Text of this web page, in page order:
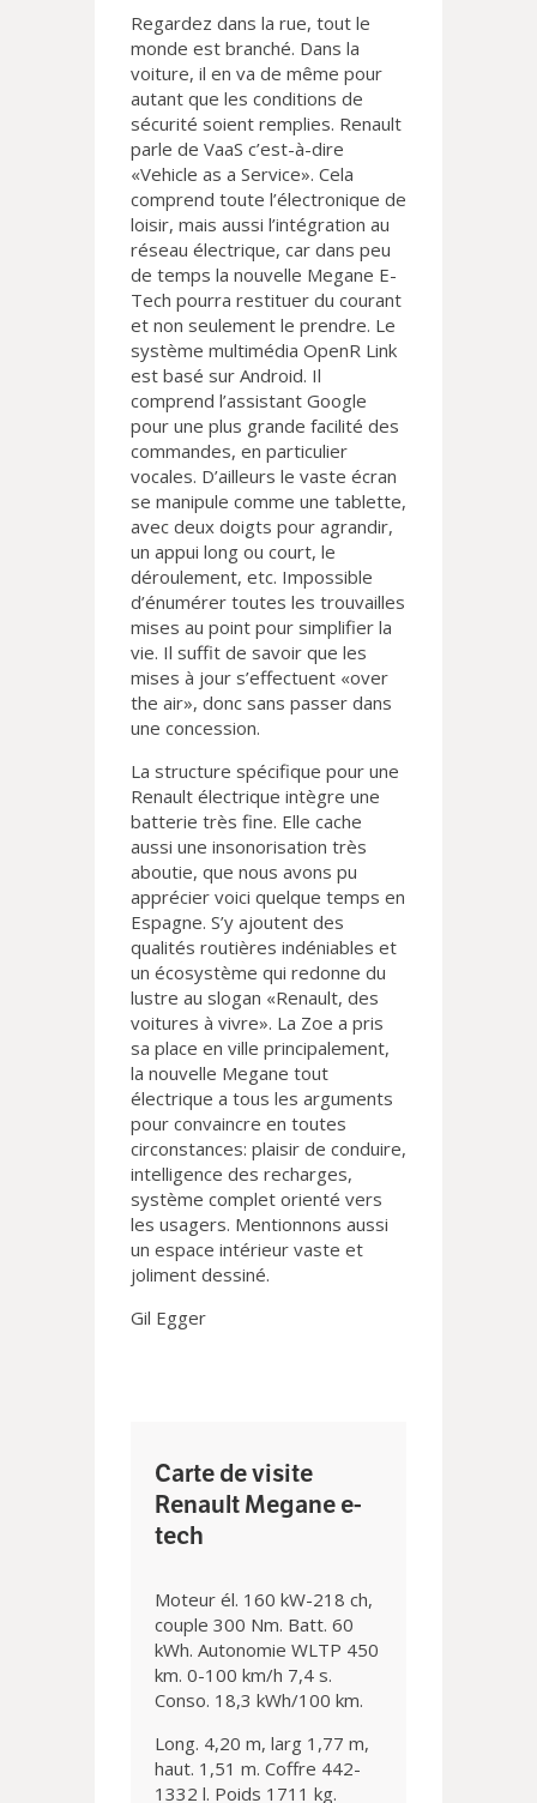
Regardez dans la rue, tout le
monde est branché. Dans la
voiture, il en va de même pour
autant que les conditions de
sécurité soient remplies. Renault
parle de VaaS c’est-à-dire
«Vehicle as a Service». Cela
comprend toute l’électronique de
loisir, mais aussi l’intégration au
réseau électrique, car dans peu
de temps la nouvelle Megane E-
Tech pourra restituer du courant
et non seulement le prendre. Le
système multimédia OpenR Link
est basé sur Android. Il
comprend l’assistant Google
pour une plus grande facilité des
commandes, en particulier
vocales. D’ailleurs le vaste écran
se manipule comme une tablette,
avec deux doigts pour agrandir,
un appui long ou court, le
déroulement, etc. Impossible
d’énumérer toutes les trouvailles
mises au point pour simplifier la
vie. Il suffit de savoir que les
mises à jour s’effectuent «over
the air», donc sans passer dans
une concession.
La structure spécifique pour une
Renault électrique intègre une
batterie très fine. Elle cache
aussi une insonorisation très
aboutie, que nous avons pu
apprécier voici quelque temps en
Espagne. S’y ajoutent des
qualités routières indéniables et
un écosystème qui redonne du
lustre au slogan «Renault, des
voitures à vivre». La Zoe a pris
sa place en ville principalement,
la nouvelle Megane tout
électrique a tous les arguments
pour convaincre en toutes
circonstances: plaisir de conduire,
intelligence des recharges,
système complet orienté vers
les usagers. Mentionnons aussi
un espace intérieur vaste et
joliment dessiné.
Gil Egger
Carte de visite
Renault Megane e-
tech
Moteur él. 160 kW-218 ch,
couple 300 Nm. Batt. 60
kWh. Autonomie WLTP 450
km. 0-100 km/h 7,4 s.
Conso. 18,3 kWh/100 km.
Long. 4,20 m, larg 1,77 m,
haut. 1,51 m. Coffre 442-
1332 l. Poids 1711 kg.